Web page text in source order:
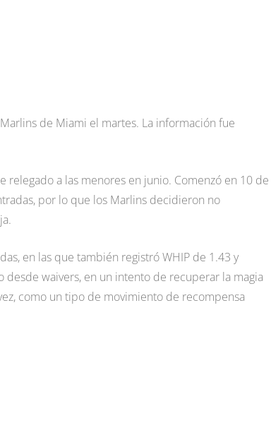
de Miami el martes. La información fue
a las menores en junio. Comenzó en 10 de
por lo que los Marlins decidieron no
en las que también registró WHIP de 1.43 y
waivers, en un intento de recuperar la magia
como un tipo de movimiento de recompensa